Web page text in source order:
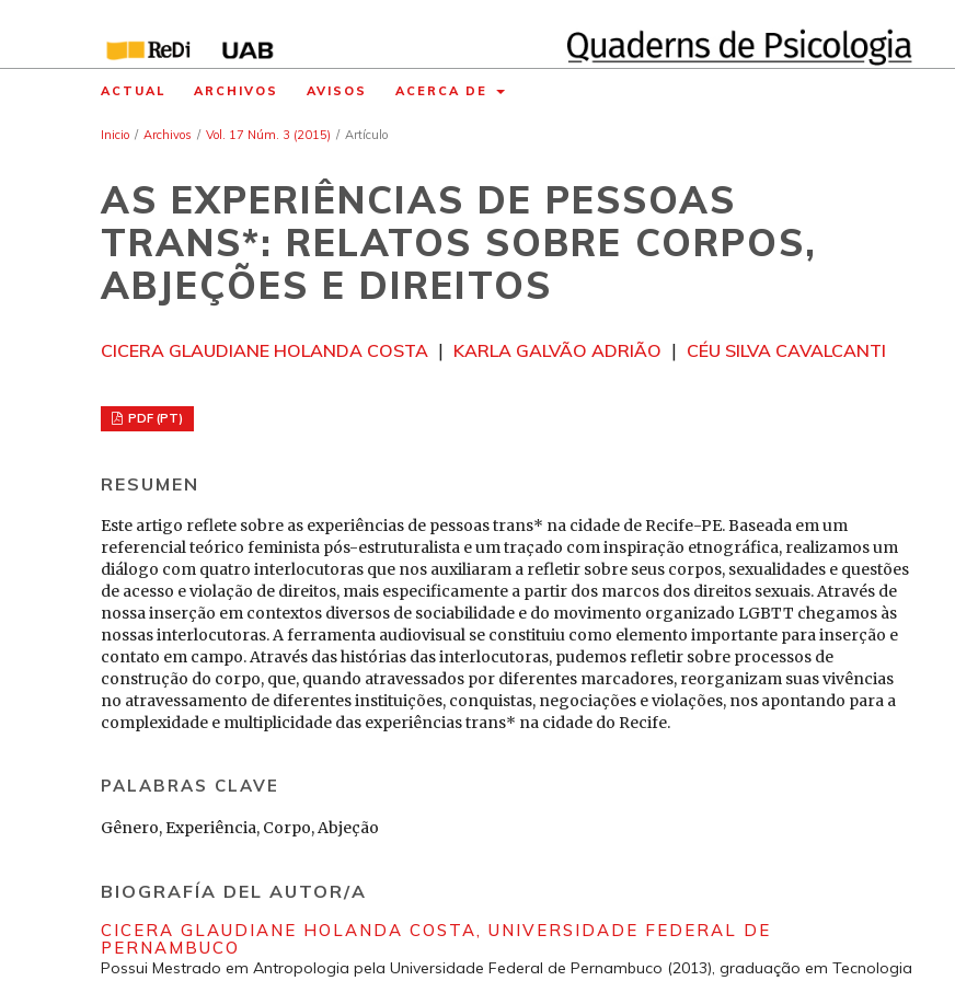
ACTUAL ARCHIVOS AVISOS ACERCA DE
Inicio / Archivos / Vol. 17 Núm. 3 (2015) / Artículo
AS EXPERIÊNCIAS DE PESSOAS
TRANS*: RELATOS SOBRE CORPOS,
ABJEÇÕES E DIREITOS
CICERA GLAUDIANE HOLANDA COSTA KARLA GALVÃO ADRIÃO CÉU SILVA CAVALCANTI
PDF (PT)
RESUMEN
Este artigo reflete sobre as experiências de pessoas trans* na cidade de Recife-PE. Baseada em um
referencial teórico feminista pós-estruturalista e um traçado com inspiração etnográfica, realizamos um
diálogo com quatro interlocutoras que nos auxiliaram a refletir sobre seus corpos, sexualidades e questões
de acesso e violação de direitos, mais especificamente a partir dos marcos dos direitos sexuais. Através de
nossa inserção em contextos diversos de sociabilidade e do movimento organizado LGBTT chegamos às
nossas interlocutoras. A ferramenta audiovisual se constituiu como elemento importante para inserção e
contato em campo. Através das histórias das interlocutoras, pudemos refletir sobre processos de
construção do corpo, que, quando atravessados por diferentes marcadores, reorganizam suas vivências
no atravessamento de diferentes instituições, conquistas, negociações e violações, nos apontando para a
complexidade e multiplicidade das experiências trans* na cidade do Recife.
PALABRAS CLAVE
Gênero, Experiência, Corpo, Abjeção
BIOGRAFÍA DEL AUTOR/A
CICERA GLAUDIANE HOLANDA COSTA, UNIVERSIDADE FEDERAL DE
PERNAMBUCO
Possui Mestrado em Antropologia pela Universidade Federal de Pernambuco (2013), graduação em Tecnologia